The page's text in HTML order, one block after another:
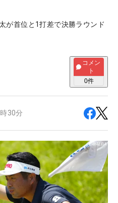
が首位と1打差で決勝ラウンド
コメン
ト
0件
30分